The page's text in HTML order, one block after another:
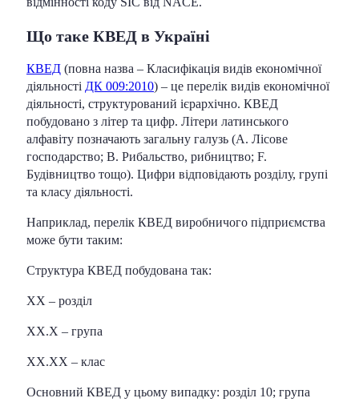
Що таке КВЕД в Україні
КВЕД (повна назва – Класифікація видів економічної
діяльності ДК 009:2010) – це перелік видів економічної
діяльності, структурований ієрархічно. КВЕД
побудовано з літер та цифр. Літери латинського
алфавіту позначають загальну галузь (A. Лісове
господарство; B. Рибальство, рибництво; F.
Будівництво тощо). Цифри відповідають розділу, групі
та класу діяльності.
Наприклад, перелік КВЕД виробничого підприємства
може бути таким:
Структура КВЕД побудована так:
XX – розділ
XX.X – група
XX.XX – клас
Основний КВЕД у цьому випадку: розділ 10; група